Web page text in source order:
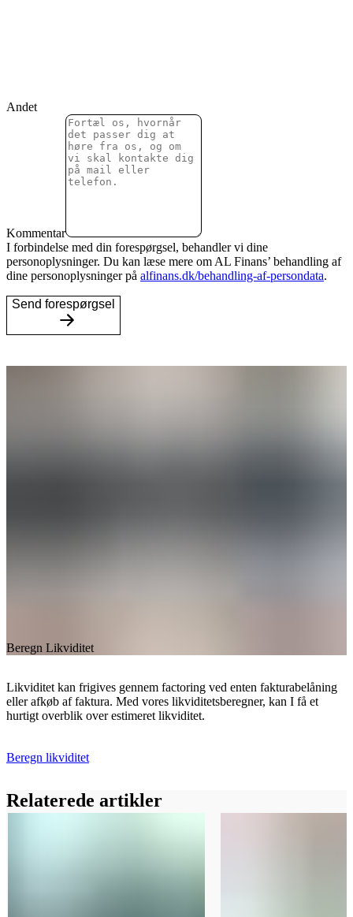
Andet
Kommentar
Send forespørgsel
I forbindelse med din forespørgsel, behandler vi dine
personoplysninger. Du kan læse mere om AL Finans’ behandling af
dine personoplysninger på alfinans.dk/behandling-af-persondata.
Beregn Likviditet
Likviditet kan frigives gennem factoring ved enten fakturabelåning
eller afkøb af faktura. Med vores likviditetsberegner, kan I få et
hurtigt overblik over estimeret likviditet.
Beregn likviditet
Relaterede artikler